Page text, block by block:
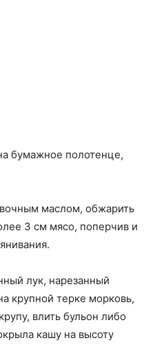
бумажное полотенце,
маслом, обжарить
3 см мясо, поперчив и
лук, нарезанный
крупной терке морковь,
влить бульон либо
кашу на высоту